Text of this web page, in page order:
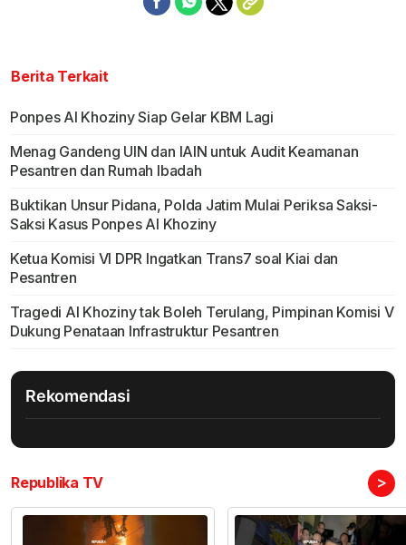
Berita Terkait
Ponpes Al Khoziny Siap Gelar KBM Lagi
Menag Gandeng UIN dan IAIN untuk Audit Keamanan
Pesantren dan Rumah Ibadah
Buktikan Unsur Pidana, Polda Jatim Mulai Periksa Saksi-
Saksi Kasus Ponpes Al Khoziny
Ketua Komisi VI DPR Ingatkan Trans7 soal Kiai dan
Pesantren
Tragedi Al Khoziny tak Boleh Terulang, Pimpinan Komisi V
Dukung Penataan Infrastruktur Pesantren
Rekomendasi
Republika TV >